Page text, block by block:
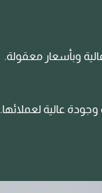
وبأسعار معقولة.
عالية لعملائها.